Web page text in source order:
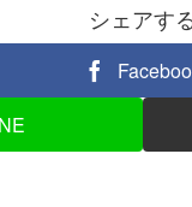
シェアす